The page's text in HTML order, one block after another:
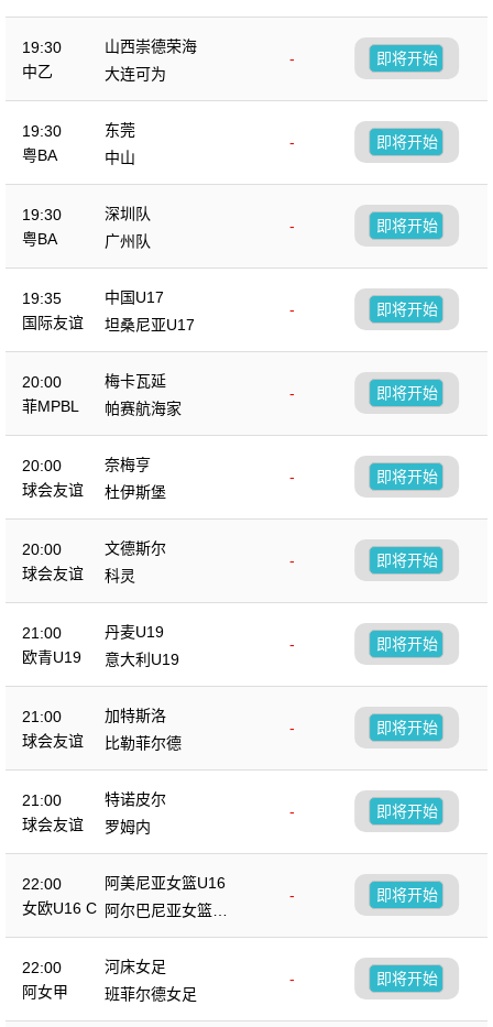
19:30
中乙
山西崇德荣海
-
大连可为
即将开始
19:30
粤BA
东莞
-
中山
即将开始
19:30
粤BA
深圳队
-
广州队
即将开始
19:35
国际友谊
中国U17
-
坦桑尼亚U17
即将开始
20:00
菲MPBL
梅卡瓦延
-
帕赛航海家
即将开始
20:00
球会友谊
奈梅亨
-
杜伊斯堡
即将开始
20:00
球会友谊
文德斯尔
-
科灵
即将开始
21:00
欧青U19
丹麦U19
-
意大利U19
即将开始
21:00
球会友谊
加特斯洛
-
比勒菲尔德
即将开始
21:00
球会友谊
特诺皮尔
-
罗姆内
即将开始
22:00
女欧U16 C
阿美尼亚女篮U16
-
阿尔巴尼亚女篮U1
6
即将开始
22:00
阿女甲
河床女足
-
班菲尔德女足
即将开始